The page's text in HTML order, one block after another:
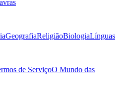
GeografiaReligiãoBiologiaLínguas
de ServiçoO Mundo das